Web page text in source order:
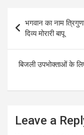
navigation
भगवान का नाम
दिव्य मोरारी बापू
बिजली उपभोक्ताओं के
Leave a